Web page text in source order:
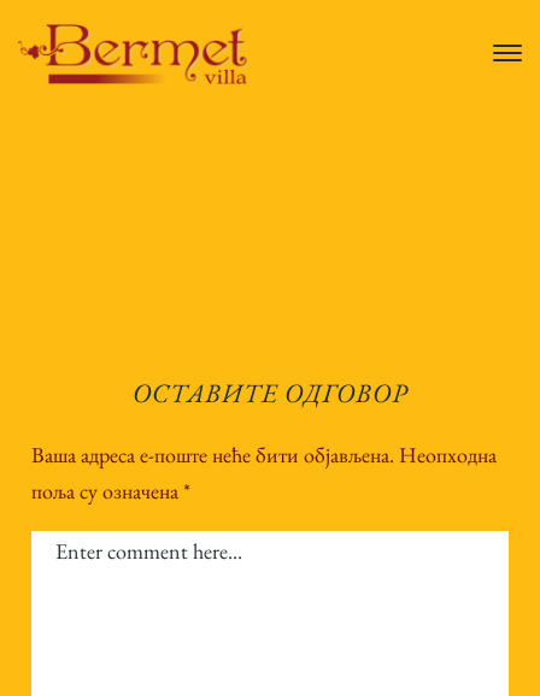
ОСТАВИТЕ ОДГОВОР
Ваша адреса е-поште неће бити објављена. Неопходна
поља су означена*